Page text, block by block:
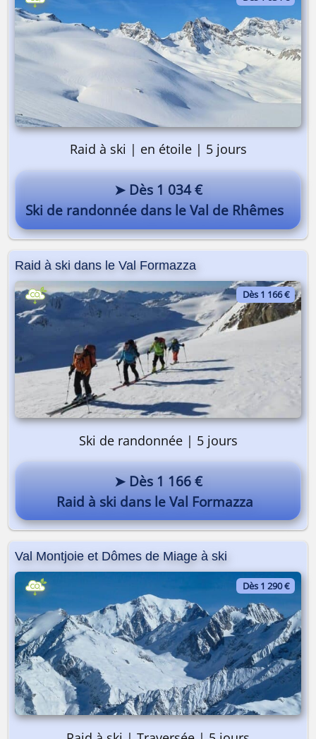
Pourquoi pas vous ? 😎
Raid à ski | en étoile | 5 jours
➤ Dès 1 034 €
Ski de randonnée dans le Val de Rhêmes
Raid à ski dans le Val Formazza
Dès 1 166 €
Ski de randonnée | 5 jours
➤ Dès 1 166 €
Raid à ski dans le Val Formazza
Val Montjoie et Dômes de Miage à ski
Dès 1 290 €